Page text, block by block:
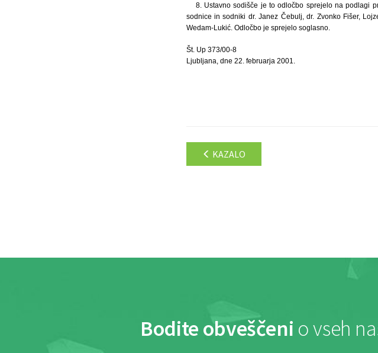
8. Ustavno sodišče je to odločbo sprejelo na podlagi
sodnice in sodniki dr. Janez Čebulj, dr. Zvonko Fišer,
Wedam-Lukić. Odločbo je sprejelo soglasno.
Št. Up 373/00-8
Ljubljana, dne 22. februarja 2001.
KAZALO
Bodite obveščeni o vseh